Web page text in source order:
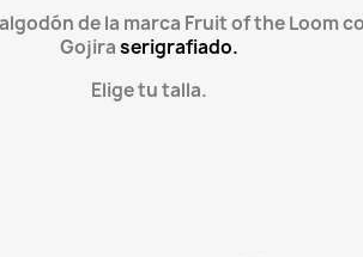
de la marca Fruit of the Loom
Gojiraserigrafiado.
Elige tu talla.